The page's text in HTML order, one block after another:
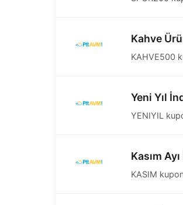
Kahve
KAHVE500
Yeni Yıl
YENIYIL
Kasım
KASIM